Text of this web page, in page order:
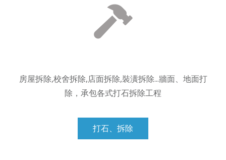
房屋拆除,校舍拆除,店面拆除,裝潢拆除...牆面、地面打
除，承包各式打石拆除工程
打石、拆除